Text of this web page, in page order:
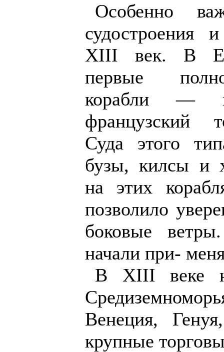
Особенно
судостроения
XIII век. В
первые
корабли —
французский
Суда этого
бузы, килсы и
на этих
позволило
боковые
начали при-
В XIII веке
Венеция,
крупные